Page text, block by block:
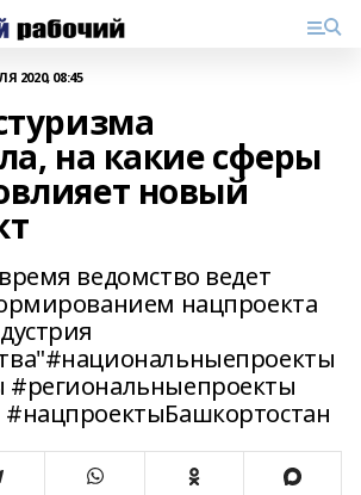
2020, 08:45
на какие сферы
новый
ведомство ведет
нацпроекта
#региональныепроекты